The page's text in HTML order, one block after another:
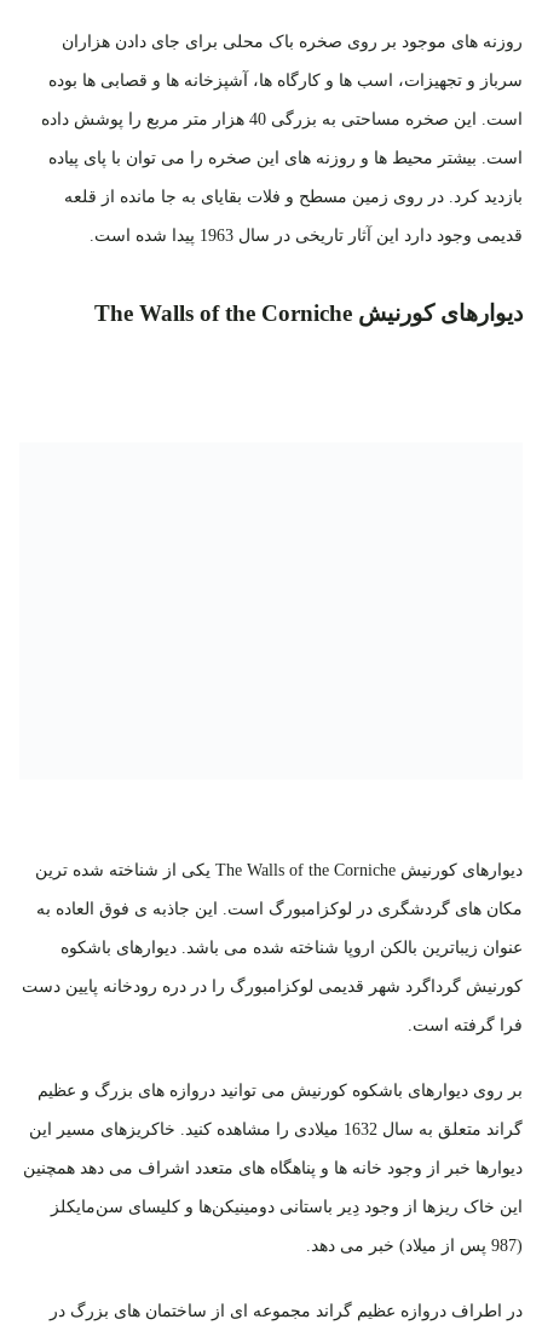
روزنه های موجود بر روی صخره باک محلی برای جای دادن هزاران
سرباز و تجهیزات، اسب ها و کارگاه ها، آشپزخانه ها و قصابی ها بوده
است. این صخره مساحتی به بزرگی 40 هزار متر مربع را پوشش داده
است. بیشتر محیط ها و روزنه های این صخره را می توان با پای پیاده
بازدید کرد. در روی زمین مسطح و فلات بقایای به جا مانده از قلعه
قدیمی وجود دارد این آثار تاریخی در سال 1963 پیدا شده است.
دیوارهای کورنیش The Walls of the Corniche
دیوارهای کورنیش The Walls of the Corniche یکی از شناخته شده ترین
مکان های گردشگری در لوکزامبورگ است. این جاذبه ی فوق العاده به
عنوان زیباترین بالکن اروپا شناخته شده می باشد. دیوارهای باشکوه
کورنیش گرداگرد شهر قدیمی لوکزامبورگ را در دره رودخانه پایین دست
فرا گرفته است.
بر روی دیوارهای باشکوه کورنیش می توانید دروازه های بزرگ و عظیم
گراند متعلق به سال 1632 میلادی را مشاهده کنید. خاکریزهای مسیر این
دیوارها خبر از وجود خانه ها و پناهگاه های متعدد اشراف می دهد همچنین
این خاک ریزها از وجود دِیر باستانی دومینیکن‌ها و کلیسای سن‌مایکلز
(987 پس از میلاد) خبر می دهد.
در اطراف دروازه عظیم گراند مجموعه ای از ساختمان های بزرگ در